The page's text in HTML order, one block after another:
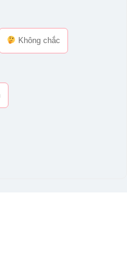
Không chắc